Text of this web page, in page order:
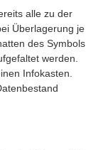
alle zu der
Überlagerung je
des Symbols
werden.
Infokasten.